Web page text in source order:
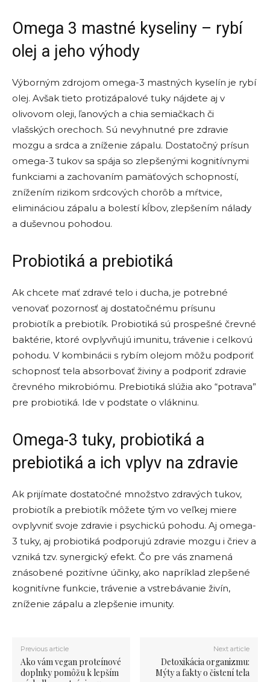
Omega 3 mastné kyseliny – rybí
olej a jeho výhody
Výborným zdrojom omega-3 mastných kyselín je rybí
olej. Avšak tieto protizápalové tuky nájdete aj v
olivovom oleji, ľanových a chia semiačkach či
vlašských orechoch. Sú nevyhnutné pre zdravie
mozgu a srdca a zníženie zápalu. Dostatočný prísun
omega-3 tukov sa spája so zlepšenými kognitívnymi
funkciami a zachovaním pamäťových schopností,
znížením rizikom srdcových chorôb a mŕtvice,
elimináciou zápalu a bolestí kĺbov, zlepšením nálady
a duševnou pohodou.
Probiotiká a prebiotiká
Ak chcete mať zdravé telo i ducha, je potrebné
venovať pozornosť aj dostatočnému prísunu
probiotík a prebiotík. Probiotiká sú prospešné črevné
baktérie, ktoré ovplyvňujú imunitu, trávenie i celkovú
pohodu. V kombinácii s rybím olejom môžu podporiť
schopnosť tela absorbovať živiny a podporiť zdravie
črevného mikrobiómu. Prebiotiká slúžia ako “potrava”
pre probiotiká. Ide v podstate o vlákninu.
Omega-3 tuky, probiotiká a
prebiotiká a ich vplyv na zdravie
Ak prijímate dostatočné množstvo zdravých tukov,
probiotík a prebiotík môžete tým vo veľkej miere
ovplyvniť svoje zdravie i psychickú pohodu. Aj omega-
3 tuky, aj probiotiká podporujú zdravie mozgu i čriev a
vzniká tzv. synergický efekt. Čo pre vás znamená
znásobené pozitívne účinky, ako napríklad zlepšené
kognitívne funkcie, trávenie a vstrebávanie živín,
zníženie zápalu a zlepšenie imunity.
Previous article
Ako vám vegan proteínové
doplnky pomôžu k lepším
Next article
Detoxikácia organizmu:
Mýty a fakty o čistení tela